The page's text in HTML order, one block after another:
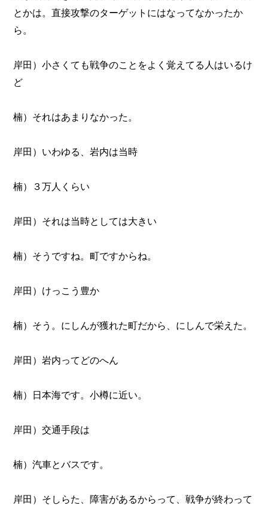
とかは。直接攻撃のターゲットにはなってなかったか
ら。
岸田）小さくても戦争のことをよく覚えてる人はいるけ
ど
楠）それはあまりなかった。
岸田）いわゆる、岩内は当時
楠）３万人くらい
岸田）それは当時としては大きい
楠）そうですね。町ですからね。
岸田）けっこう豊か
楠）そう。にしんが獲れた町だから、にしんで栄えた。
岸田）岩内ってどのへん
楠）日本海です。小樽に近い。
岸田）交通手段は
楠）汽車とバスです。
岸田）そしらた、障害があるからって、戦争が終わって